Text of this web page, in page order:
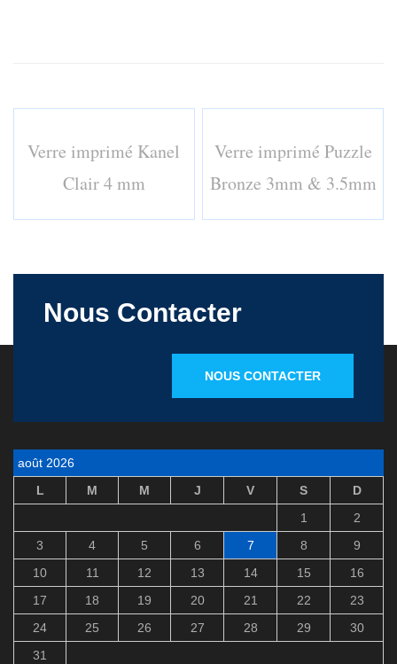
Verre imprimé Kanel
Clair 4 mm
Verre imprimé Puzzle
Bronze 3mm & 3.5mm
Nous Contacter
NOUS CONTACTER
août 2026
L
M M J V S
D
1
2
3
4 5 6 7 8
9
10
11 12 13 14 15
16
17
18 19 20 21 22
23
24
25 26 27 28 29
30
31